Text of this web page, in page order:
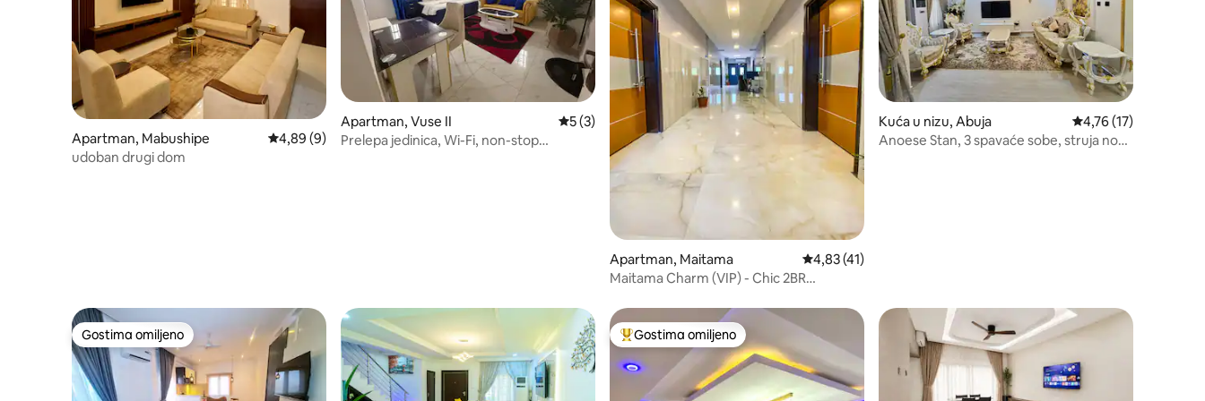
Apartman, Mabushipe Prosečna ocena 4,89 od 5, utisaka: 9
4,89 (9)
udoban drugi dom
Apartman, Vuse II Prosečna ocena 5 od 5, utisaka: 3
5 (3)
Prelepa jedinica, Wi-Fi, non-stop
Apartman, Maitama Prosečna ocena 4,83 od 5, utisaka: 41
4,83 (41)
Maitama Charm (VIP) - Chic 2BR
Kuća u nizu, Abuja Prosečna ocena 4,76
4,76 (17)
Anoese Stan, 3 spavaće sobe, struja non-
Gostima omiljeno
Gostima omiljeno Najuspešniji među gostima omiljenim
Gostima omiljeno